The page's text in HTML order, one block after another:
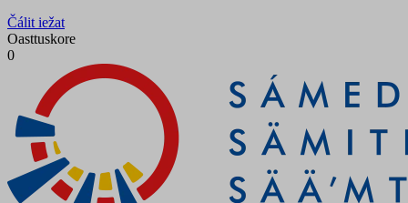
Čálit iežat
Oasttuskore
0